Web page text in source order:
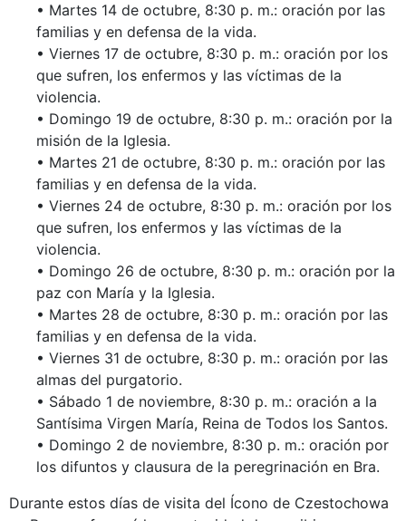
• Martes 14 de octubre, 8:30 p. m.: oración por las
familias y en defensa de la vida.
• Viernes 17 de octubre, 8:30 p. m.: oración por los
que sufren, los enfermos y las víctimas de la
violencia.
• Domingo 19 de octubre, 8:30 p. m.: oración por la
misión de la Iglesia.
• Martes 21 de octubre, 8:30 p. m.: oración por las
familias y en defensa de la vida.
• Viernes 24 de octubre, 8:30 p. m.: oración por los
que sufren, los enfermos y las víctimas de la
violencia.
• Domingo 26 de octubre, 8:30 p. m.: oración por la
paz con María y la Iglesia.
• Martes 28 de octubre, 8:30 p. m.: oración por las
familias y en defensa de la vida.
• Viernes 31 de octubre, 8:30 p. m.: oración por las
almas del purgatorio.
• Sábado 1 de noviembre, 8:30 p. m.: oración a la
Santísima Virgen María, Reina de Todos los Santos.
• Domingo 2 de noviembre, 8:30 p. m.: oración por
los difuntos y clausura de la peregrinación en Bra.
Durante estos días de visita del Ícono de Czestochowa